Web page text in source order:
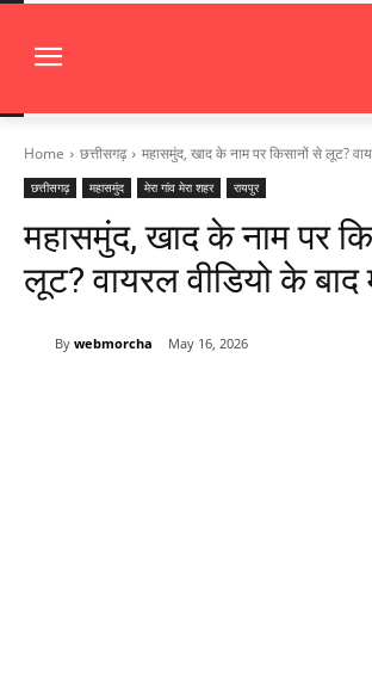
Home छत्तीसगढ़ महासमुंद, खाद के नाम पर किसानों से लूट?
छत्तीसगढ़ महासमुंद मेरा गांव मेरा शहर रायपुर
महासमुंद, खाद के नाम पर
लूट? वायरल वीडियो के
By webmorcha May 16, 2026